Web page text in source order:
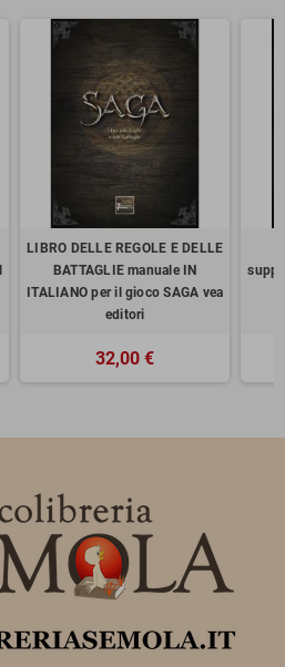
LIBRO DELLE REGOLE E DELLE
BATTAGLIE manuale IN
ITALIANO per il gioco SAGA vea
editori
32,00 €